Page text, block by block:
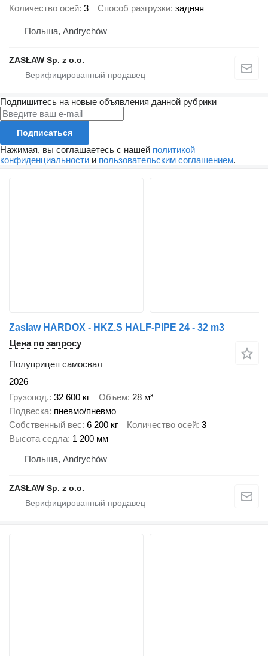
Количество осей 3 Способ разгрузки задняя
Польша, Andrychów
ZASŁAW Sp. z o.o.
Подпишитесь на новые объявления данной рубрики
Подписаться
Нажимая, вы соглашаетесь с нашей политикой
конфиденциальности и пользовательским соглашением.
Zasław HARDOX - HKZ.S HALF-PIPE 24 - 32 m3
Цена по запросу
Полуприцеп самосвал
2026
Грузопод. 32 600 кг Объем 28 м³
Подвеска пневмо/пневмо
Собственный вес 6 200 кг Количество осей 3
Высота седла 1 200 мм
Польша, Andrychów
ZASŁAW Sp. z o.o.